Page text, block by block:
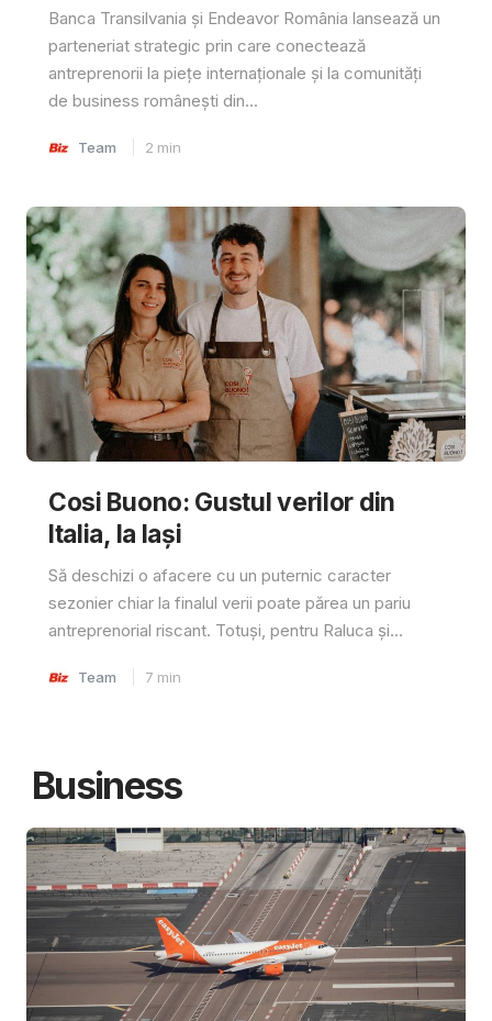
Banca Transilvania și Endeavor România lansează un
parteneriat strategic prin care conectează
antreprenorii la piețe internaționale și la comunități
de business românești din...
Team 2 min
Cosi Buono: Gustul verilor din
Italia, la Iași
Să deschizi o afacere cu un puternic caracter
sezonier chiar la finalul verii poate părea un pariu
antreprenorial riscant. Totuși, pentru Raluca și...
Team 7 min
Business